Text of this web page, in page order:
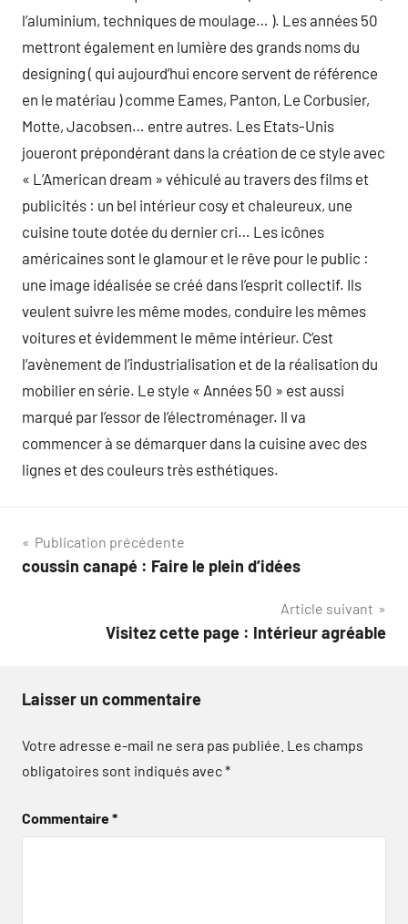
l’aluminium, techniques de moulage… ). Les années 50
mettront également en lumière des grands noms du
designing ( qui aujourd’hui encore servent de référence
en le matériau ) comme Eames, Panton, Le Corbusier,
Motte, Jacobsen… entre autres. Les Etats-Unis
joueront prépondérant dans la création de ce style avec
« L’American dream » véhiculé au travers des films et
publicités : un bel intérieur cosy et chaleureux, une
cuisine toute dotée du dernier cri… Les icônes
américaines sont le glamour et le rêve pour le public :
une image idéalisée se créé dans l’esprit collectif. Ils
veulent suivre les même modes, conduire les mêmes
voitures et évidemment le même intérieur. C’est
l’avènement de l’industrialisation et de la réalisation du
mobilier en série. Le style « Années 50 » est aussi
marqué par l’essor de l’électroménager. Il va
commencer à se démarquer dans la cuisine avec des
lignes et des couleurs très esthétiques.
Navigation
de
Publication précédente
coussin canapé : Faire le plein d’idées
Article suivant
Visitez cette page : Intérieur agréable
Laisser un commentaire
Votre adresse e-mail ne sera pas publiée. Les champs
obligatoires sont indiqués avec*
Commentaire*